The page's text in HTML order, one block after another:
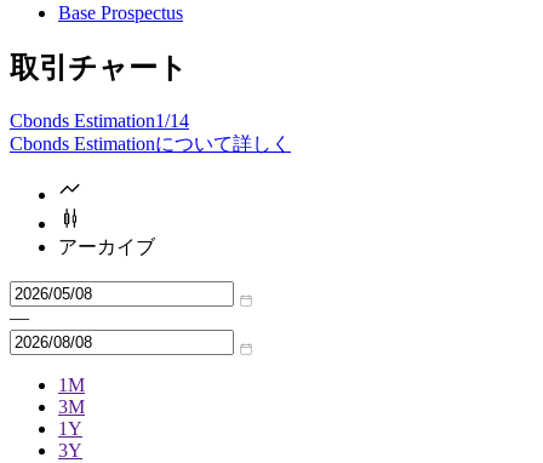
Base Prospectus
取引チャート
Cbonds Estimation1/14
Cbonds Estimationについて詳しく
アーカイブ
—
1M
3M
1Y
3Y